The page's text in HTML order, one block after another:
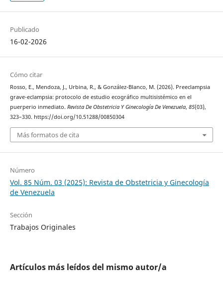
Publicado
16-02-2026
Cómo citar
Rosso, E., Mendoza, J., Urbina, R., & González-Blanco, M. (2026). Preeclampsia
grave-eclampsia: protocolo de estudio ecográfico multisistémico en el
puerperio inmediato. Revista De Obstetricia Y Ginecología De Venezuela, 85(03),
323–330. https://doi.org/10.51288/00850304
Más formatos de cita
Número
Vol. 85 Núm. 03 (2025): Revista de Obstetricia y Ginecología
de Venezuela
Sección
Trabajos Originales
Artículos más leídos del mismo autor/a